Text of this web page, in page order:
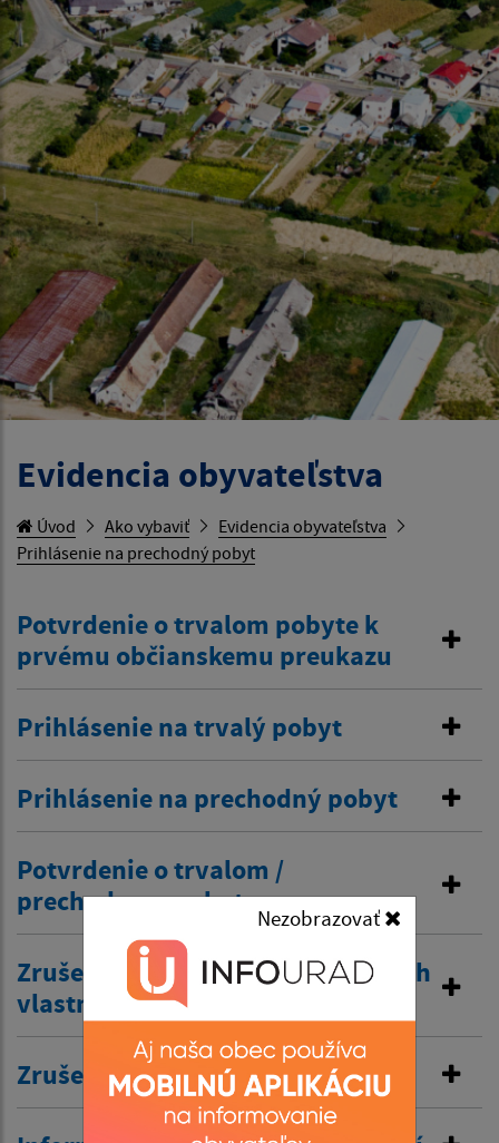
Nezobrazovať
Evidencia obyvateľstva
Úvod Ako vybaviť
Evidencia obyvateľstva
Prihlásenie na prechodný pobyt
Potvrdenie o trvalom pobyte k
prvému občianskemu preukazu
Prihlásenie na trvalý pobyt
Prihlásenie na prechodný pobyt
Potvrdenie o trvalom /
prechodnom pobyte
Zrušenie trvalého pobytu na návrh
vlastníka budovy
Zrušenie prechodného pobytu